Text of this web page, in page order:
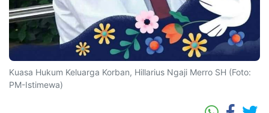
Kuasa Hukum Keluarga Korban, Hillarius Ngaji Merro SH (Foto:
PM-Istimewa)